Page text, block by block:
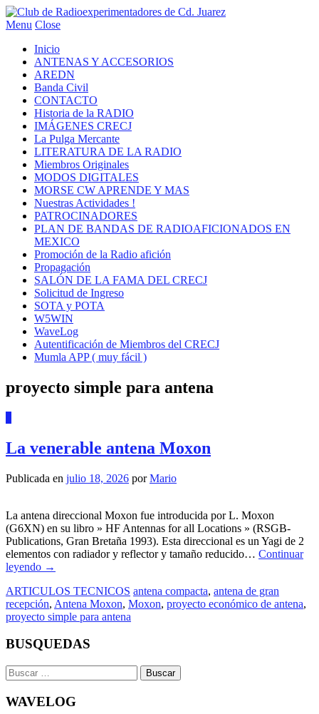
Menu Close
Inicio
ANTENAS Y ACCESORIOS
AREDN
Banda Civil
CONTACTO
Historia de la RADIO
IMÁGENES CRECJ
La Pulga Mercante
LITERATURA DE LA RADIO
Miembros Originales
MODOS DIGITALES
MORSE CW APRENDE Y MAS
Nuestras Actividades !
PATROCINADORES
PLAN DE BANDAS DE RADIOAFICIONADOS EN
MEXICO
Promoción de la Radio afición
Propagación
SALÓN DE LA FAMA DEL CRECJ
Solicitud de Ingreso
SOTA y POTA
W5WIN
WaveLog
Autentificación de Miembros del CRECJ
Mumla APP ( muy fácil )
proyecto simple para antena
La venerable antena Moxon
Publicada en julio 18, 2026 porMario
La antena direccional Moxon fue introducida por L. Moxon
(G6XN) en su libro » HF Antennas for all Locations » (RSGB-
Publications, Gran Bretaña 1993). Esta direccional es un Yagi de 2
elementos con radiador y reflector y tamaño reducido… Continuar
leyendo →
ARTICULOS TECNICOS antena compacta, antena de gran
recepción, Antena Moxon, Moxon, proyecto económico de antena,
proyecto simple para antena
BUSQUEDAS
Buscar:
WAVELOG